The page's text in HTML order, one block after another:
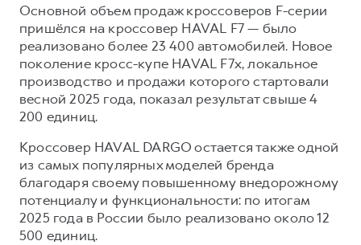
Основной объем продаж кроссоверов F-серии
пришёлся на кроссовер HAVAL F7 — было
реализовано более 23 400 автомобилей. Новое
поколение кросс-купе HAVAL F7x, локальное
производство и продажи которого стартовали
весной 2025 года, показал результат свыше 4
200 единиц.
Кроссовер HAVAL DARGO остается также одной
из самых популярных моделей бренда
благодаря своему повышенному внедорожному
потенциалу и функциональности: по итогам
2025 года в России было реализовано около 12
500 единиц.